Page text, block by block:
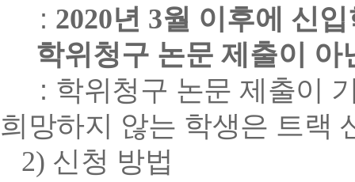
: 2020년 3월 이후에 신
학위청구 논문 제출이
: 학위청구 논문 제출이
희망하지 않는 학생은 트랙
2) 신청 방법